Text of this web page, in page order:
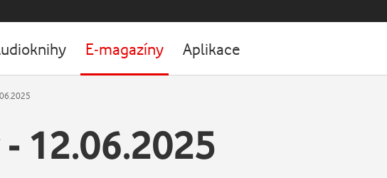
E-magazíny Aplikace
12.06.2025